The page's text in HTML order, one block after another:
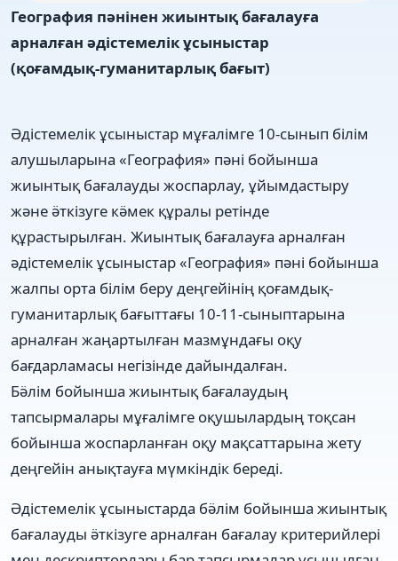
География пәнінен жиынтық бағалауға
арналған әдістемелік ұсыныстар
(қоғамдық-гуманитарлық бағыт)
Әдістемелік ұсыныстар мұғалімге 10-сынып білім
алушыларына «География» пәні бойынша
жиынтық бағалауды жоспарлау, ұйымдастыру
және ӛткізуге кӛмек құралы ретінде
құрастырылған. Жиынтық бағалауға арналған
әдістемелік ұсыныстар «География» пәні бойынша
жалпы орта білім беру деңгейінің қоғамдық-
гуманитарлық бағыттағы 10-11-сыныптарына
арналған жаңартылған мазмұндағы оқу
бағдарламасы негізінде дайындалған.
Бӛлім бойынша жиынтық бағалаудың
тапсырмалары мұғалімге оқушылардың тоқсан
бойынша жоспарланған оқу мақсаттарына жету
деңгейін анықтауға мүмкіндік береді.
Әдістемелік ұсыныстарда бӛлім бойынша жиынтық
бағалауды ӛткізуге арналған бағалау критерийлері